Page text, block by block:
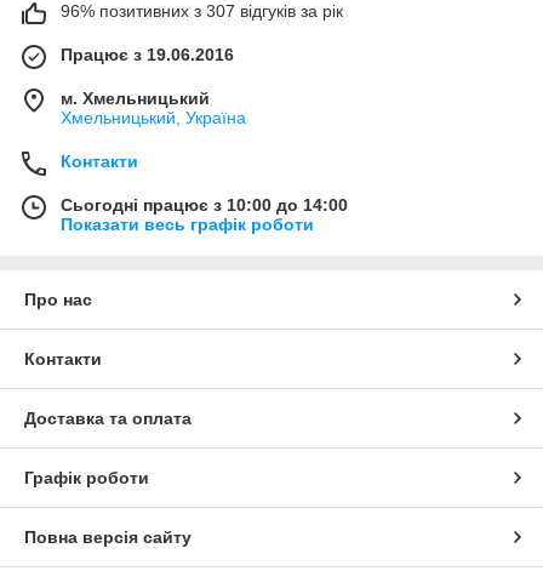
96% позитивних з 307 відгуків за рік
Працює з 19.06.2016
м. Хмельницький
Хмельницький, Україна
Контакти
Сьогодні працює з 10:00 до 14:00
Показати весь графік роботи
Про нас
Контакти
Доставка та оплата
Графік роботи
Повна версія сайту